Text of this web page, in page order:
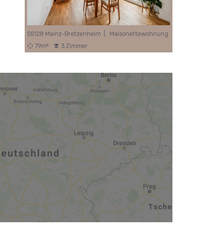
55128 Mainz-Bretzenheim | Maisonettewohnung
79m²
3 Zimmer